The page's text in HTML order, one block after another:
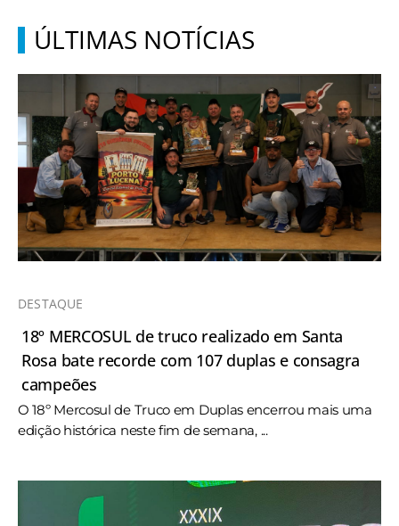
ÚLTIMAS NOTÍCIAS
DESTAQUE
18º MERCOSUL de truco realizado em Santa
Rosa bate recorde com 107 duplas e consagra
campeões
O 18º Mercosul de Truco em Duplas encerrou mais uma
edição histórica neste fim de semana, ...